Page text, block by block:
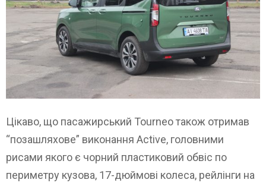
Цікаво, що пасажирський Tourneo також отримав
“позашляхове” виконання Active, головними
рисами якого є чорний пластиковий обвіс по
периметру кузова, 17-дюймові колеса, рейлінги на